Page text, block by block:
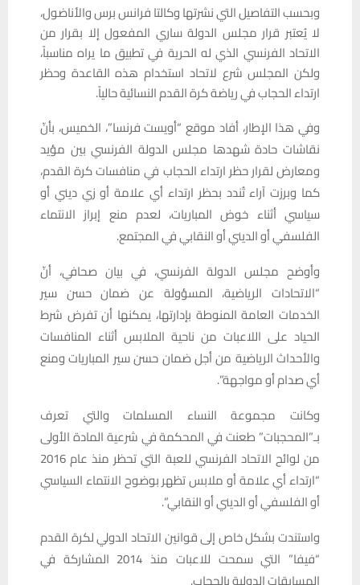
وبحسب التفاصيل التي نشرتها وكالتا فرانس برس والأناضول،
لا يُعتبر قرار مجلس الدولة ساري المفعول إلا بقرار من
الاتحاد الفرنسي الذي له الحرية في تطبيق ما يراه مناسباً،
ولكن المجلس شرع لاتحاد استخدام هذه القاعدة وحظر
ارتداء الحجاب في رياضة كرة القدم النسائية حالياً.
وفي هذا الإطار، أفاد موقع “أويست فرنسا”، الخميس، بأنّ
نقاشات حادة شهدها مجلس الدولة الفرنسي بين مؤيد
ومعارض لقرار حظر ارتداء الحجاب في منافسات كرة القدم،
كما وبرزت آراء تُندد بحظر ارتداء أي علامة أو زي ديني أو
سياسي أثناء خوض المباريات، لعدم منع إبراز الانتماء
الفلسفي أو الديني أو النقابي في المجتمع.
وأوضح مجلس الدولة الفرنسي، في بيان صحافي، أنّ
“الاتحادات الرياضية، المسؤولة عن ضمان حسن سير
الخدمات العامة المنوطة بإدارتها، يمكنها أن تفرض شرط
الحياد على اللاعبات من ناحية الملابس أثناء المنافسات
والأحداث الرياضية من أجل ضمان حسن سير المباريات ومنع
أي صدام أو مواجهة”.
وكانت مجموعة النساء المسلمات والتي تعرف
بـ”المحجبات” طعنت في المحكمة في شرعية المادة الأولى
من لوائح الاتحاد الفرنسي للعبة التي تحظر منذ عام 2016
“ارتداء أي علامة أو ملابس تظهر بوضوح الانتماء السياسي
أو الفلسفي أو الديني أو النقابي”.
واستندت بشكل خاص إلى قوانين الاتحاد الدولي لكرة القدم
“فيفا” التي سمحت للاعبات منذ 2014 المشاركة في